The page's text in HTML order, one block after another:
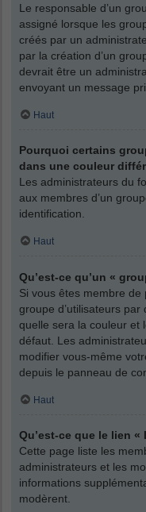
Le responsable d’un
assigné lorsque les
créés par un
par la création d’un
devrait être un
envoyant un message
Haut
Pourquoi certains
dans une couleur
Les administrateurs du
aux membres d’un
identification.
Haut
Qu’est-ce qu’un «
Si vous êtes membre de
groupe d’utilisateurs
quelle sera la couleur et
défaut. Les
modifier vous-même
depuis le panneau de
Haut
Qu’est-ce que le lien «
Cette page liste les
administrateurs et les
informations
modèrent.